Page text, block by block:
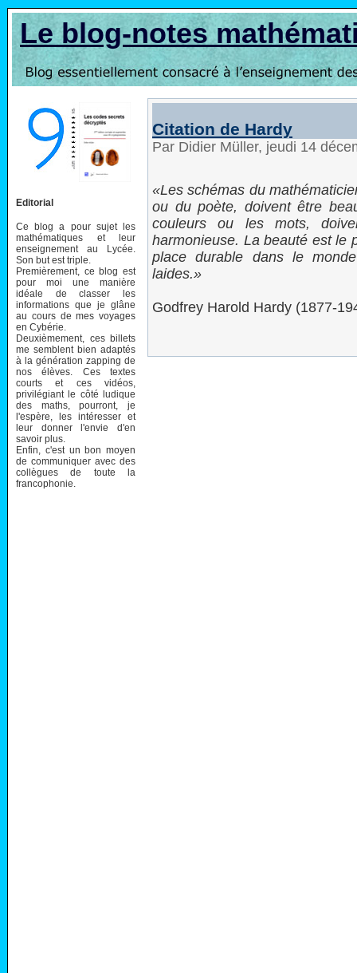
Le blog-notes
Editorial
Ce blog a pour sujet les
mathématiques et leur
enseignement au Lycée.
Son but est triple.
Premièrement, ce blog est
pour moi une manière
idéale de classer les
informations que je glâne
au cours de mes voyages
en Cybérie.
Deuxièmement, ces billets
me semblent bien adaptés
à la génération zapping de
nos élèves. Ces textes
courts et ces vidéos,
privilégiant le côté ludique
des maths, pourront, je
l'espère, les intéresser et
leur donner l'envie d'en
savoir plus.
Enfin, c'est un bon moyen
de communiquer avec des
collègues de toute la
francophonie.
Citation de Hardy
Par Didier Müller, jeudi 14
Les schémas du
ou du poète, doivent être
couleurs ou les mots,
harmonieuse. La beauté est le
place durable dans le
laides.
Godfrey Harold Hardy (1877-